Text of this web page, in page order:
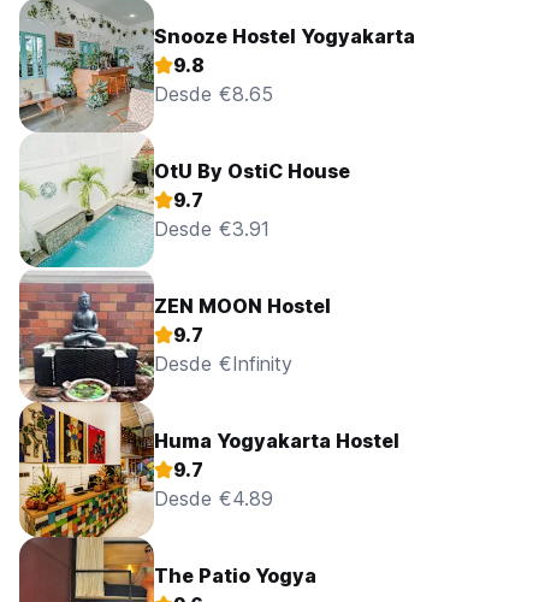
Snooze Hostel Yogyakarta
9.8
Desde €8.65
OtU By OstiC House
9.7
Desde €3.91
ZEN MOON Hostel
9.7
Desde €Infinity
Huma Yogyakarta Hostel
9.7
Desde €4.89
The Patio Yogya